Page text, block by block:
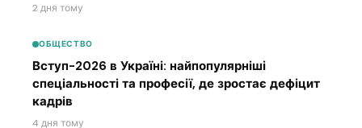
2 дня тому
ОБЩЕСТВО
Вступ-2026 в Україні: найпопулярніші
спеціальності та професії, де зростає дефіцит
кадрів
4 дня тому